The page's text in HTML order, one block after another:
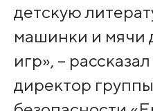
детскую
машинки и мячи
игр», –
директор